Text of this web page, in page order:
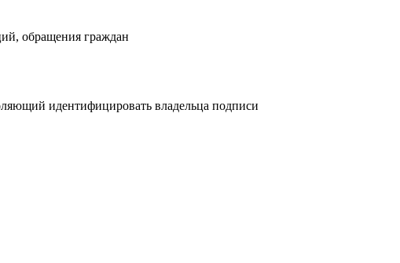
обращения граждан
идентифицировать владельца подписи